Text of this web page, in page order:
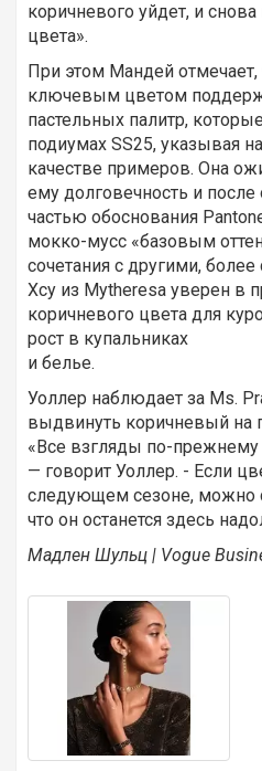
коричневого уйдет, и
цвета».
При этом Мандей
ключевым цветом
пастельных палитр,
подиумах SS25, указывая
качестве примеров. Она
ему долговечность и
частью обоснования
мокко-мусс «базовым
сочетания с другими,
Хсу из Mytheresa уверен в
коричневого цвета для
рост в купальниках
и белье.
Уоллер наблюдает за Ms.
выдвинуть коричневый на
«Все взгляды по-
— говорит Уоллер. - Если
следующем сезоне, можно
что он останется здесь
Мадлен Шульц | Vogue